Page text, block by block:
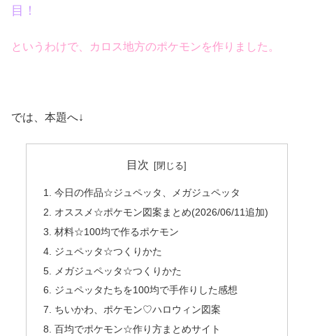
目！
というわけで、カロス地方のポケモンを作りました。
では、本題へ↓
目次
今日の作品☆ジュペッタ、メガジュペッタ
オススメ☆ポケモン図案まとめ(2026/06/11追加)
材料☆100均で作るポケモン
ジュペッタ☆つくりかた
メガジュペッタ☆つくりかた
ジュペッタたちを100均で手作りした感想
ちいかわ、ポケモン♡ハロウィン図案
百均でポケモン☆作り方まとめサイト